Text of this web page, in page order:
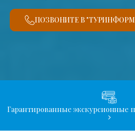
ПОЗВОНИТЕ В "ТУРИНФОРМ
Гарантированные экскурсионные